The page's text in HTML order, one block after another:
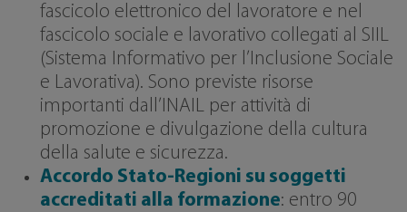
fascicolo elettronico del lavoratore e nel
fascicolo sociale e lavorativo collegati al SIIL
(Sistema Informativo per l’Inclusione Sociale
e Lavorativa). Sono previste risorse
importanti dall’INAIL per attività di
promozione e divulgazione della cultura
della salute e sicurezza.
Accordo Stato-Regioni su soggetti
accreditati alla formazione: entro 90